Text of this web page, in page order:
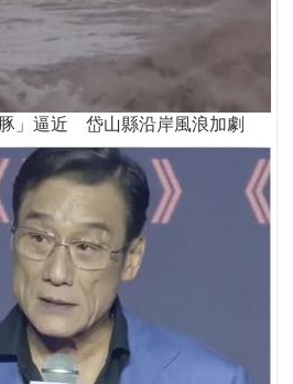
豚」逼近 岱山縣沿岸風浪加劇